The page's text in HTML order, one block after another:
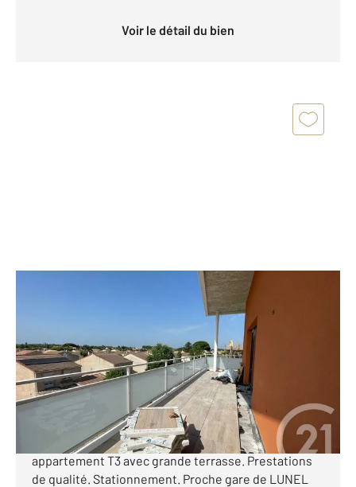
Voir le détail du bien
Appartement F3 à vendre
272 000 €
Programme neuf sur LUNEL Dernière opportunité
Dans une résidence idéalement située. Magnifique
appartement T3 avec grande terrasse. Prestations
de qualité. Stationnement. Proche gare de LUNEL